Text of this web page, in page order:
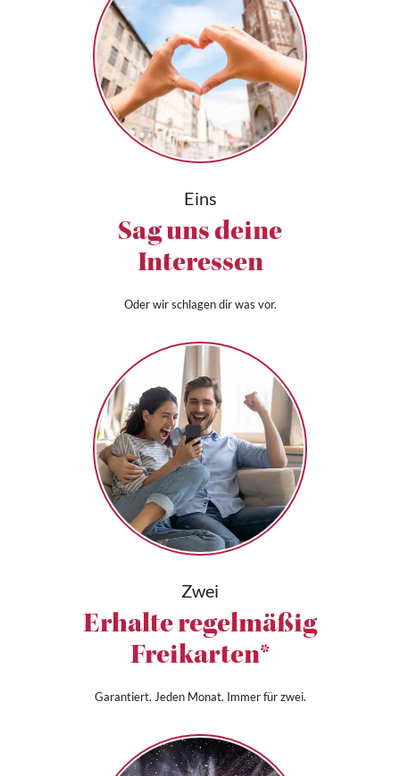
Eins
Sag uns deine
Interessen
Oder wir schlagen dir was vor.
Zwei
Erhalte regelmäßig
Freikarten*
Garantiert. Jeden Monat. Immer für zwei.